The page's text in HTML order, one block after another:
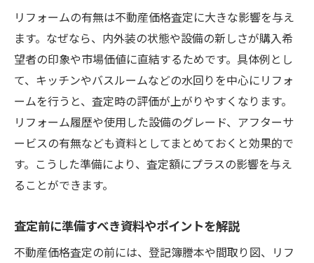
リフォームの有無は不動産価格査定に大きな影響を与え
ます。なぜなら、内外装の状態や設備の新しさが購入希
望者の印象や市場価値に直結するためです。具体例とし
て、キッチンやバスルームなどの水回りを中心にリフォ
ームを行うと、査定時の評価が上がりやすくなります。
リフォーム履歴や使用した設備のグレード、アフターサ
ービスの有無なども資料としてまとめておくと効果的で
す。こうした準備により、査定額にプラスの影響を与え
ることができます。
査定前に準備すべき資料やポイントを解説
不動産価格査定の前には、登記簿謄本や間取り図、リフ